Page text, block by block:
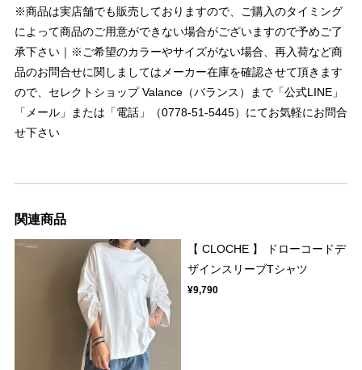
※商品は実店舗でも販売しておりますので、ご購入のタイミング
によって商品のご用意ができない場合がございますので予めご了
承下さい｜※ご希望のカラーやサイズがない場合、再入荷など商
品のお問合せに関しましてはメーカー在庫を確認させて頂きます
ので、セレクトショップ Valance（バランス）まで「公式LINE」
「メール」または「電話」（0778-51-5445）にてお気軽にお問合
せ下さい
関連商品
【 CLOCHE 】 ドローコードデ
ザインスリーブTシャツ
¥9,790